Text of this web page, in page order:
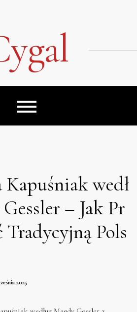
Kapuśniak wedł
– Jak Pr
Tradycyjną Pols
2025